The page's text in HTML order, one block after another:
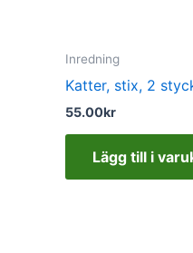
Inredning
Katter, stix, 2
55.00kr
Lägg till i